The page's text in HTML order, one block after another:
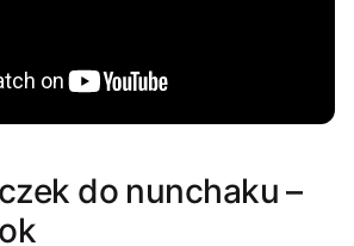
do nunchaku –